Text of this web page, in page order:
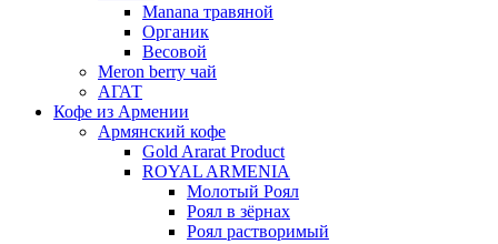
Manana травяной
Органик
Весовой
Meron berry чай
АГАТ
Кофе из Армении
Армянский кофе
Gold Ararat Product
ROYAL ARMENIA
Молотый Роял
Роял в зёрнах
Роял растворимый